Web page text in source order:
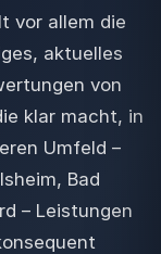
vor allem die
aktuelles
von
klar macht, in
Umfeld –
Bad
– Leistungen